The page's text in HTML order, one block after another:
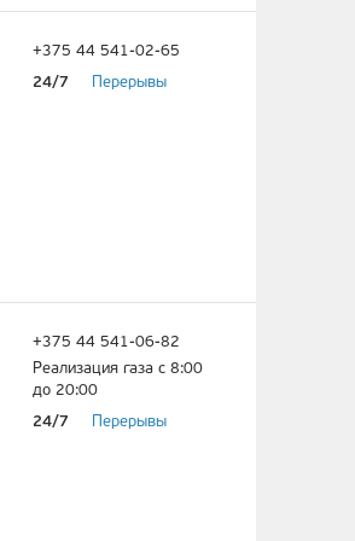
+375 44 541-02-65
24/7
Перерывы
+375 44 541-06-82
Реализация газа с 8:00
до 20:00
24/7
Перерывы